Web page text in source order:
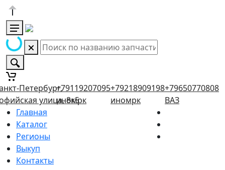
Петербург,
улица, 8к5
+79119207095
иномрк
+79218909198
иномрк
+79650770808
ВАЗ
Главная
Каталог
Регионы
Выкуп
Контакты